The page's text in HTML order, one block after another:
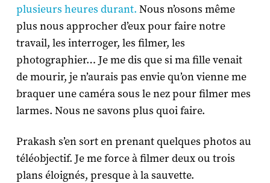
plusieurs heures durant. Nous n’osons même
plus nous approcher d’eux pour faire notre
travail, les interroger, les filmer, les
photographier… Je me dis que si ma fille venait
de mourir, je n’aurais pas envie qu’on vienne me
braquer une caméra sous le nez pour filmer mes
larmes. Nous ne savons plus quoi faire.
Prakash s’en sort en prenant quelques photos au
téléobjectif. Je me force à filmer deux ou trois
plans éloignés, presque à la sauvette.